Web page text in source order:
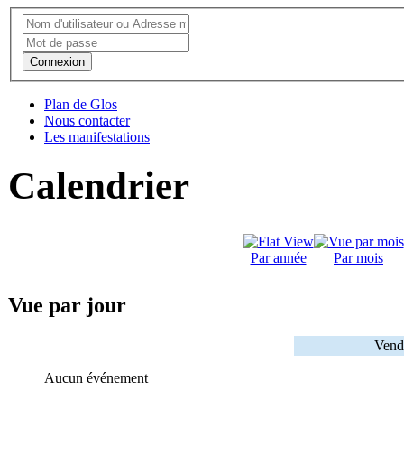
Connexion
Plan de Glos
Nous contacter
Les manifestations
Calendrier
Par année Par mois
Vue par jour
Aucun événement